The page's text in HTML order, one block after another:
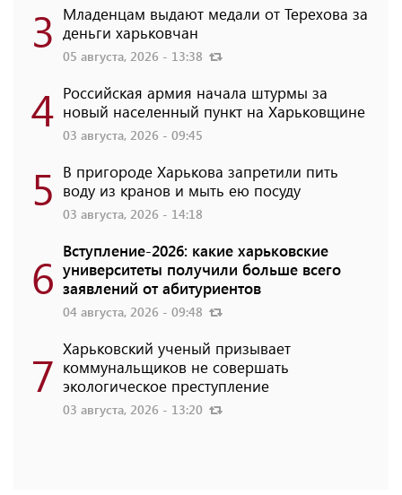
3 Младенцам выдают медали от Терехова за
деньги харьковчан
05 августа, 2026 - 13:38
4 Российская армия начала штурмы за
новый населенный пункт на Харьковщине
03 августа, 2026 - 09:45
5 В пригороде Харькова запретили пить
воду из кранов и мыть ею посуду
03 августа, 2026 - 14:18
6 Вступление-2026: какие харьковские
университеты получили больше всего
заявлений от абитуриентов
04 августа, 2026 - 09:48
7 Харьковский ученый призывает
коммунальщиков не совершать
экологическое преступление
03 августа, 2026 - 13:20